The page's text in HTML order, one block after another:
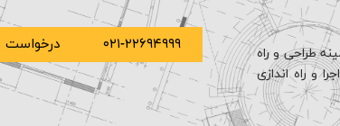
طراحی و راه
و راه اندازی
۰۲۱-۲۲۶۹۴۹۹۹ درخواست